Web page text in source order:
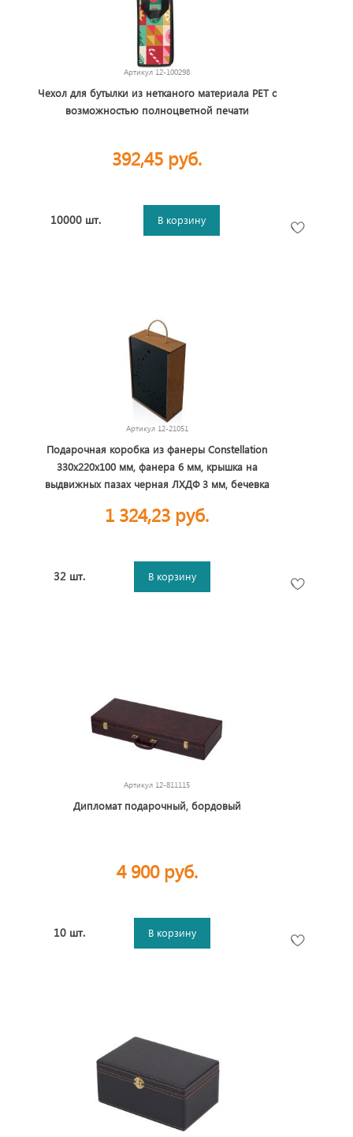
Артикул 12-100298
Чехол для бутылки из нетканого материала PET с
возможностью полноцветной печати
392,45 руб.
10000 шт. В корзину
Артикул 12-21051
Подарочная коробка из фанеры Constellation
330х220х100 мм, фанера 6 мм, крышка на
выдвижных пазах черная ЛХДФ 3 мм, бечевка
1 324,23 руб.
32 шт. В корзину
Артикул 12-811115
Дипломат подарочный, бордовый
4 900 руб.
10 шт. В корзину